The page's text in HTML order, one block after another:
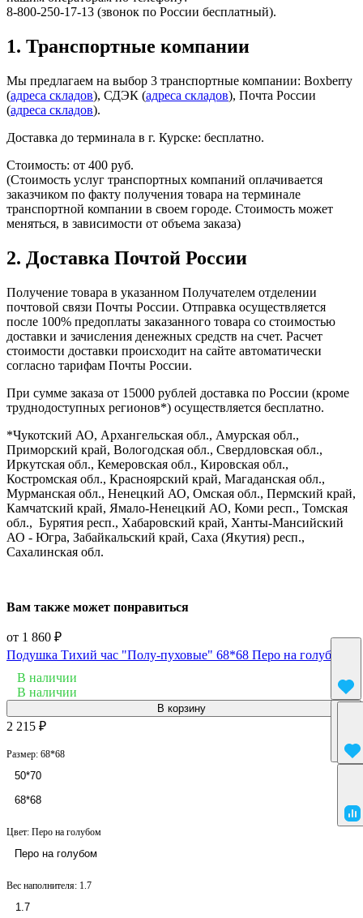
8-800-250-17-13 (звонок по России бесплатный).
1. Транспортные компании
Мы предлагаем на выбор 3 транспортные компании: Boxberry
(адреса складов), СДЭК (адреса складов), Почта России
(адреса складов).
Доставка до терминала в г. Курске: бесплатно.​
Стоимость: от 400 руб.
(Стоимость услуг транспортных компаний оплачивается
заказчиком по факту получения товара на терминале
транспортной компании в своем городе. Стоимость может
меняться, в зависимости от объема заказа)
2. Доставка Почтой России
Получение товара в указанном Получателем отделении
почтовой связи Почты России. Отправка осуществляется
после 100% предоплаты заказанного товара со стоимостью
доставки и зачисления денежных средств на счет. Расчет
стоимости доставки происходит на сайте автоматически
согласно тарифам Почты России.
При сумме заказа от 15000 рублей доставка по России (кроме
труднодоступных регионов*) осуществляется бесплатно.
*Чукотский АО, Архангельская обл., Амурская обл.,
Приморский край, Вологодская обл., Свердловская обл.,
Иркутская обл., Кемеровская обл., Кировская обл.,
Костромская обл., Красноярский край, Магаданская обл.,
Мурманская обл., Ненецкий АО, Омская обл., Пермский край,
Камчатский край, Ямало-Ненецкий АО, Коми респ., Томская
обл., Бурятия респ., Хабаровский край, Ханты-Мансийский
АО - Югра, Забайкальский край, Саха (Якутия) респ.,
Сахалинская обл.
Вам также может понравиться
от 1 860 ₽
Подушка Тихий час "Полу-пуховые" 68*68 Перо на голубом
В наличии
В наличии
В корзину
2 215 ₽
Размер: 68*68
50*70
68*68
Цвет: Перо на голубом
Перо на голубом
Вес наполнителя: 1.7
1.7